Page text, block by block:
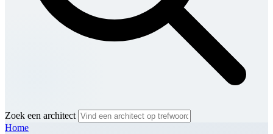
Zoek een architect
Home